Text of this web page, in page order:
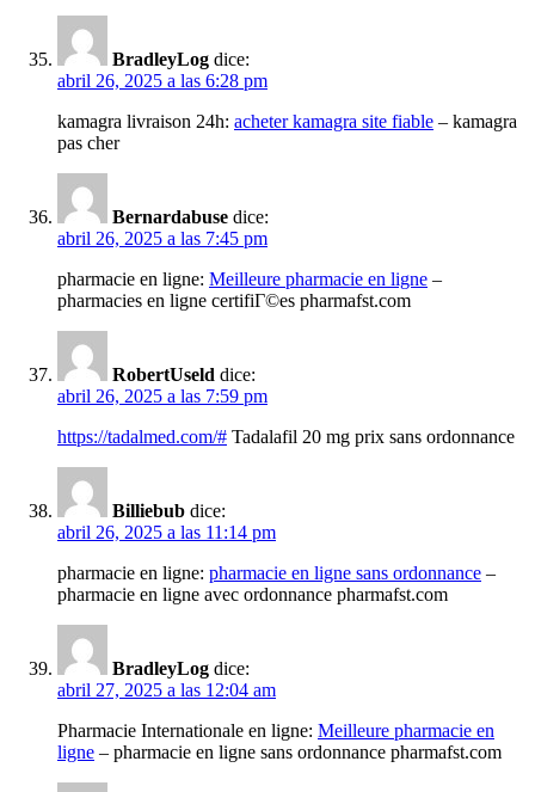
BradleyLog dice:
abril 26, 2025 a las 6:28 pm
kamagra livraison 24h: acheter kamagra site fiable – kamagra
pas cher
Bernardabuse dice:
abril 26, 2025 a las 7:45 pm
pharmacie en ligne: Meilleure pharmacie en ligne –
pharmacies en ligne certifiГ©es pharmafst.com
RobertUseld dice:
abril 26, 2025 a las 7:59 pm
https://tadalmed.com/# Tadalafil 20 mg prix sans ordonnance
Billiebub dice:
abril 26, 2025 a las 11:14 pm
pharmacie en ligne: pharmacie en ligne sans ordonnance –
pharmacie en ligne avec ordonnance pharmafst.com
BradleyLog dice:
abril 27, 2025 a las 12:04 am
Pharmacie Internationale en ligne: Meilleure pharmacie en
ligne – pharmacie en ligne sans ordonnance pharmafst.com